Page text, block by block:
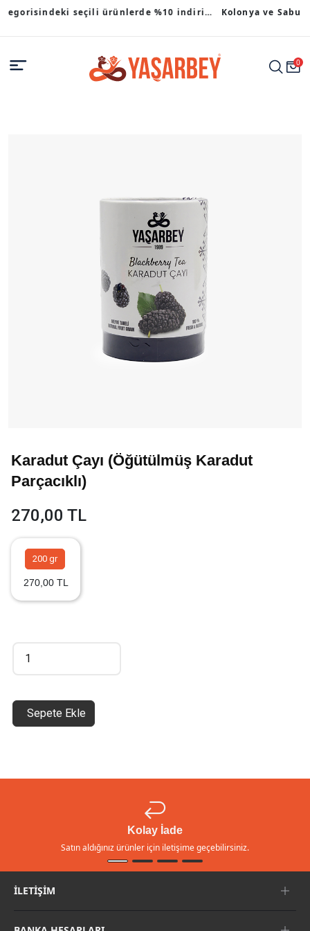
ürünlerde %10 indirim
Kolonya ve Sabun kategorisindeki ürünlerde %10 indirim
0
Karadut Çayı (Öğütülmüş Karadut
Parçacıklı)
270,00 TL
Sepete Ekle
200 gr
270,00 TL
Kolay İade
Satın aldığınız ürünler için iletişime geçebilirsiniz.
İLETIŞIM